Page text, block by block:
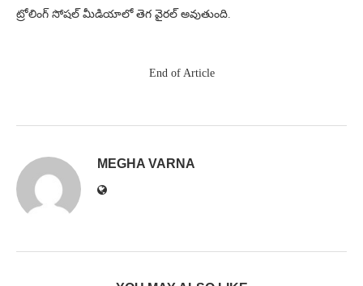
ట్రోలింగ్ సోషల్ మీడియాలో తెగ వైరల్ అవుతుంది.
End of Article
MEGHA VARNA